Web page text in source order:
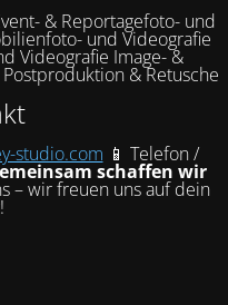
& Reportagefoto- und
und Videografie
Videografie Image- &
& Retusche
studio.com 📱 Telefon /
schaffen wir
– wir freuen uns auf dein